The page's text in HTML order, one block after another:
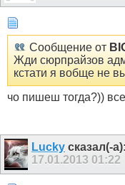
Сообщение от
Жди сюрпрайзов
кстати я вобще не
чо пишеш тогда?))
Lucky сказал(-а):
17.01.2013 01:22